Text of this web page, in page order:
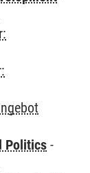
Politics -